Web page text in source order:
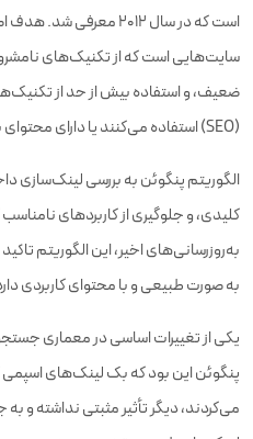
است که در سال ۲۰۱۲
سایت‌هایی است که از تکنیک‌های
ضعیف، و استفاده بیش از حد از
(SEO) استفاده می‌کنند یا دارای محتوای بی کیفیت هستند.
الگوریتم پنگوئن به بررسی لینک‌سازی
کلیدی، و جلوگیری از کاربردهای
به‌روزرسانی‌های اخیر، این الگوریتم
به صورت طبیعی و با محتوای کاربردی
یکی از تغییرات اساسی در معماری
پنگوئن این بود که بک لینک‌های
می‌کردند، دیگر تأثیر مثبتی نداشته و